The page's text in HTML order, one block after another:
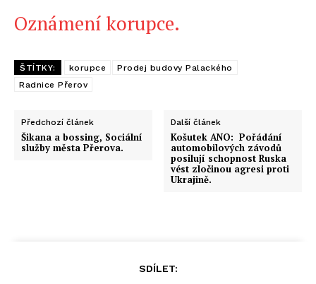
Oznámení korupce.
ŠTÍTKY: korupce
Prodej budovy Palackého
Radnice Přerov
Předchozí článek
Šikana a bossing, Sociální
služby města Přerova.
Další článek
Košutek ANO: Pořádání
automobilových závodů
posilují schopnost Ruska
vést zločinou agresi proti
Ukrajině.
SDÍLET: